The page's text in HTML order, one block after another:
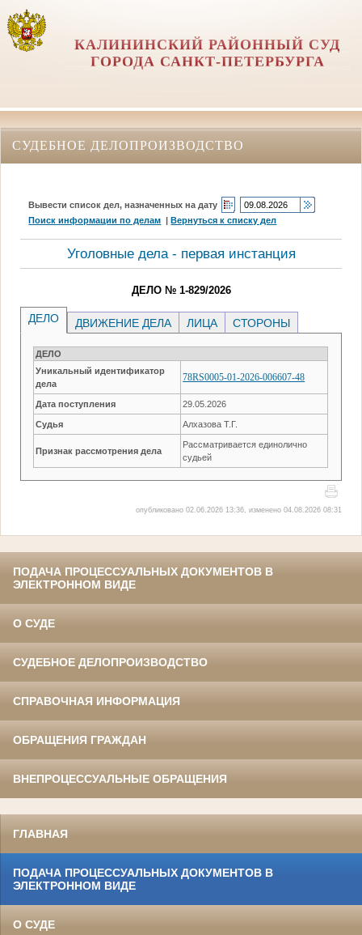
КАЛИНИНСКИЙ РАЙОННЫЙ СУД
ГОРОДА САНКТ-ПЕТЕРБУРГА
СУДЕБНОЕ ДЕЛОПРОИЗВОДСТВО
Вывести список дел, назначенных на дату
Поиск информации по делам |Вернуться к списку дел
Уголовные дела - первая инстанция
ДЕЛО № 1-829/2026
ДЕЛО ДВИЖЕНИЕ ДЕЛА ЛИЦА СТОРОНЫ
ДЕЛО
Уникальный идентификатор
дела
78RS0005-01-2026-006607-48
Дата поступления 29.05.2026
Судья Алхазова Т.Г.
Признак рассмотрения дела
Рассматривается единолично
судьей
опубликовано 02.06.2026 13:36, изменено 04.08.2026 08:31
ПОДАЧА ПРОЦЕССУАЛЬНЫХ ДОКУМЕНТОВ В
ЭЛЕКТРОННОМ ВИДЕ
О СУДЕ
СУДЕБНОЕ ДЕЛОПРОИЗВОДСТВО
СПРАВОЧНАЯ ИНФОРМАЦИЯ
ОБРАЩЕНИЯ ГРАЖДАН
ВНЕПРОЦЕССУАЛЬНЫЕ ОБРАЩЕНИЯ
ГЛАВНАЯ
ПОДАЧА ПРОЦЕССУАЛЬНЫХ ДОКУМЕНТОВ В
ЭЛЕКТРОННОМ ВИДЕ
О СУДЕ